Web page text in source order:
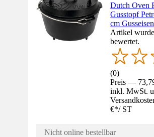
Dutch Oven
Gusstopf
cm Gusseisen
Artikel
bewertet.
(0)
Preis —
inkl. MwSt.
€*/ ST
Nicht online bestellbar